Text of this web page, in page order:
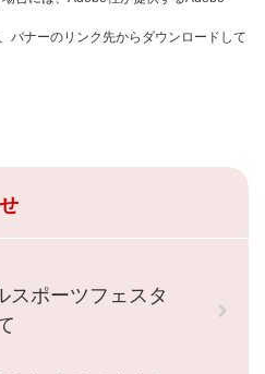
バナーのリンク先からダウンロードして
スポーツフェスタ